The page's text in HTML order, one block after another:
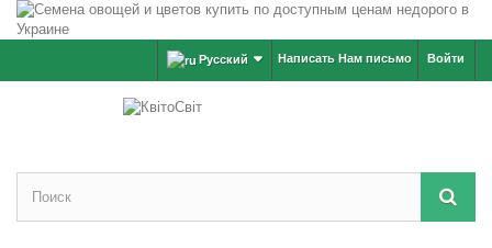
Войти
Написать Нам письмо
Русский